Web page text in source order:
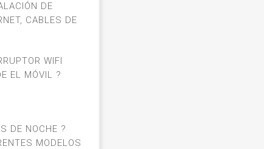
DE
CABLES DE
WIFI
EL MÓVIL ?
DE NOCHE ?
MODELOS